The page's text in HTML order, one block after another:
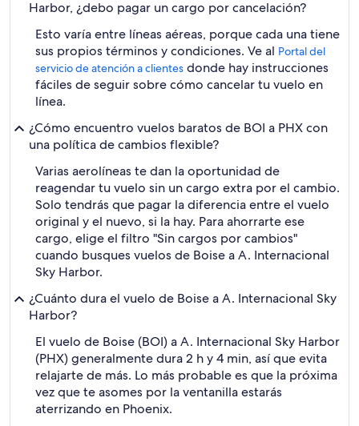
Harbor, ¿debo pagar un cargo por cancelación?
Esto varía entre líneas aéreas, porque cada una tiene
sus propios términos y condiciones. Ve al Portal del
servicio de atención a clientes donde hay instrucciones
fáciles de seguir sobre cómo cancelar tu vuelo en
línea.
¿Cómo encuentro vuelos baratos de BOI a PHX con
una política de cambios flexible?
Varias aerolíneas te dan la oportunidad de
reagendar tu vuelo sin un cargo extra por el cambio.
Solo tendrás que pagar la diferencia entre el vuelo
original y el nuevo, si la hay. Para ahorrarte ese
cargo, elige el filtro "Sin cargos por cambios"
cuando busques vuelos de Boise a A. Internacional
Sky Harbor.
¿Cuánto dura el vuelo de Boise a A. Internacional Sky
Harbor?
El vuelo de Boise (BOI) a A. Internacional Sky Harbor
(PHX) generalmente dura 2 h y 4 min, así que evita
relajarte de más. Lo más probable es que la próxima
vez que te asomes por la ventanilla estarás
aterrizando en Phoenix.